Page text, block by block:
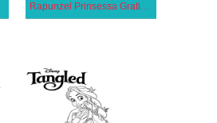
Rapunzel Prinsessa Gratis för Barn